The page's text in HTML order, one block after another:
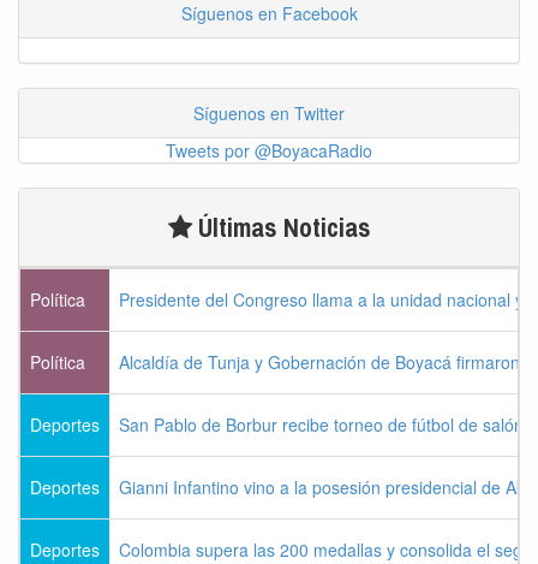
Síguenos en Facebook
Síguenos en Twitter
Tweets por @BoyacaRadio
Últimas Noticias
Política Presidente del Congreso llama a la unidad nacional y
Política Alcaldía de Tunja y Gobernación de Boyacá firmaron
Deportes San Pablo de Borbur recibe torneo de fútbol de salón
Deportes Gianni Infantino vino a la posesión presidencial de
Deportes Colombia supera las 200 medallas y consolida el